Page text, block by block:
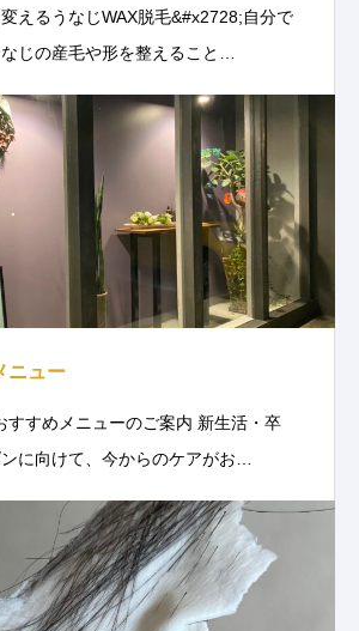
えるうなじWAX脱毛&#x2728;自分で
じの産毛や形を整えること…
ニュー
すすめメニューのご案内 新生活・卒
に向けて、今からのケアがお…